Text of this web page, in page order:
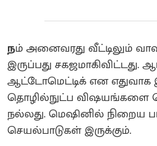
நம்‌ அனைவரது வீட்டிலும்
இருப்பது சகஜமாகிவிட்டது.
ஆட்டோமெட்டிக் என எதுவாக
தொழில்நுட்ப விஷயங்களை
நல்லது. மெஷினில்
செயல்பாடுகள் இருக்கும்.